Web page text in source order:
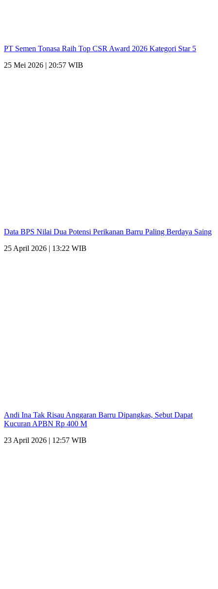
PT Semen Tonasa Raih Top CSR Award 2026 Kategori Star 5
25 Mei 2026 | 20:57 WIB
Data BPS Nilai Dua Potensi Perikanan Barru Paling Berdaya Saing
25 April 2026 | 13:22 WIB
Andi Ina Tak Risau Anggaran Barru Dipangkas, Sebut Dapat
Kucuran APBN Rp 400 M
23 April 2026 | 12:57 WIB